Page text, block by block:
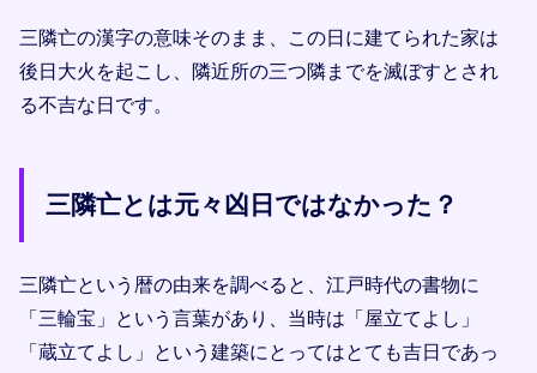
三隣亡の漢字の意味そのまま、この日に建てられた家は
後日大火を起こし、隣近所の三つ隣までを滅ぼすとされ
る不吉な日です。
三隣亡とは元々凶日ではなかった？
三隣亡という暦の由来を調べると、江戸時代の書物に
「三輪宝」という言葉があり、当時は「屋立てよし」
「蔵立てよし」という建築にとってはとても吉日であっ